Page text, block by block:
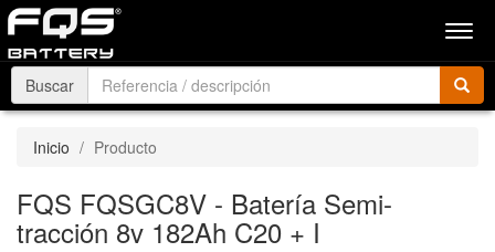
Buscar
Inicio Producto
FQS FQSGC8V - Batería Semi-
tracción 8v 182Ah C20 + I